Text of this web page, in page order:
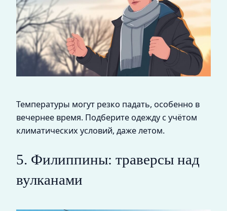
Температуры могут резко падать, особенно в
вечернее время. Подберите одежду с учётом
климатических условий, даже летом.
5. Филиппины: траверсы над
вулканами